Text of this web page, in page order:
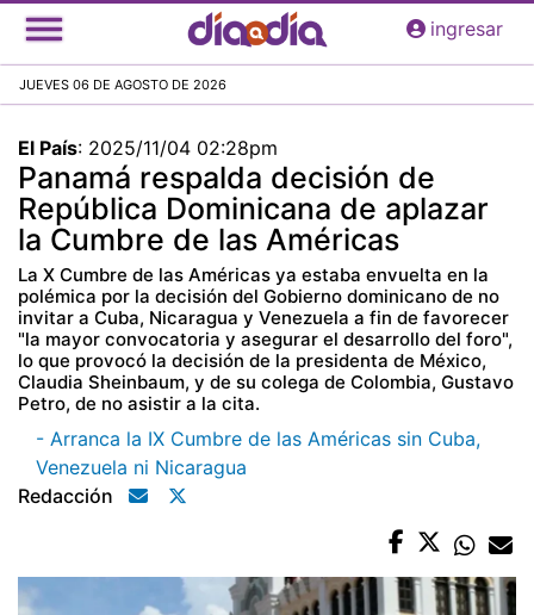
Pasar
al
principal
ingresar
JUEVES 06 DE AGOSTO DE 2026
El País: 2025/11/04 02:28pm
Panamá respalda decisión de
República Dominicana de aplazar
la Cumbre de las Américas
La X Cumbre de las Américas ya estaba envuelta en la
polémica por la decisión del Gobierno dominicano de no
invitar a Cuba, Nicaragua y Venezuela a fin de favorecer
"la mayor convocatoria y asegurar el desarrollo del foro",
lo que provocó la decisión de la presidenta de México,
Claudia Sheinbaum, y de su colega de Colombia, Gustavo
Petro, de no asistir a la cita.
- Arranca la IX Cumbre de las Américas sin Cuba,
Venezuela ni Nicaragua
Redacción